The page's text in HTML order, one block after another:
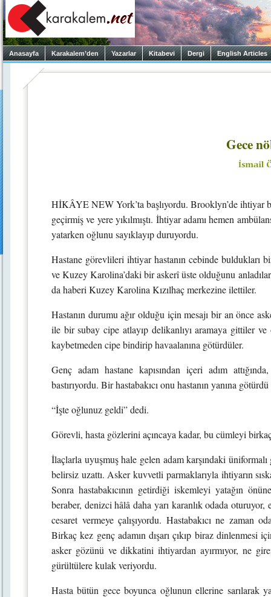
Anasayfa Karakalem’den Yazarlar Kitabevi Dergi English Articles
Gece
HİKÂYE NEW York’ta başlıyordu. Brooklyn’de ihtiyar
geçirmiş ve yere yıkılmıştı. İhtiyar adamı hemen
yatarken oğlunu sayıklayıp duruyordu.
Hastane görevlileri ihtiyar hastanın cebinde buldukları
ve Kuzey Karolina’daki bir askerî üste olduğunu
da haberi Kuzey Karolina Kızılhaç merkezine ilettiler.
Hastanın durumu ağır olduğu için mesajı bir an önce
ile bir subay cipe atlayıp delikanlıyı aramaya gittiler
kaybetmeden cipe bindirip havaalanına götürdüler.
Genç adam hastane kapısından içeri adım
bastırıyordu. Bir hastabakıcı onu hastanın yanına
“İşte oğlunuz geldi” dedi.
Görevli, hasta gözlerini açıncaya kadar, bu cümleyi
İlaçlarla uyuşmuş hale gelen adam karşındaki
belirsiz uzattı. Asker kuvvetli parmaklarıyla ihtiyarın
Sonra hastabakıcının getirdiği iskemleyi yatağın
beraber, denizci hâlâ daha yarı karanlık odada
cesaret vermeye çalışıyordu. Hastabakıcı ne zaman
Birkaç kez genç adamın dışarı çıkıp biraz dinlenmesi
asker gözünü ve dikkatini ihtiyardan ayırmıyor, ne
gürültülere kulak veriyordu.
Hasta bütün gece boyunca oğlunun ellerine sarılarak